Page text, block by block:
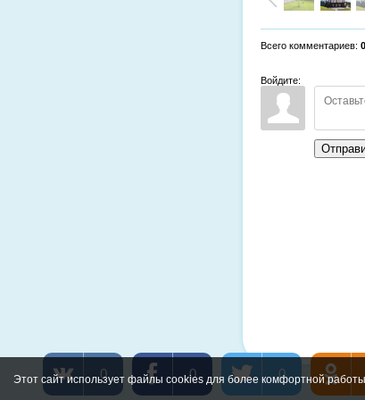
Всего комментариев: 0
Войдите:
0 0 0
Этот сайт использует файлы cookies для более комфортной